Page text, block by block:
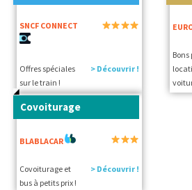
SNCF CONNECT
Offres spéciales
sur le train !
> Découvrir !
Covoiturage
BLABLACAR
Covoiturage et
bus à petits prix !
> Découvrir !